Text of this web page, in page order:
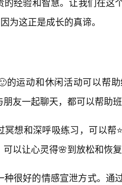
为这正是成长的真谛。
的运动和休闲活动可以帮
友一起聊天，都可以帮助班
想和深呼吸练习，可以帮
以让心灵得🌸到放松和恢复
种很好的情感宣泄方式。通